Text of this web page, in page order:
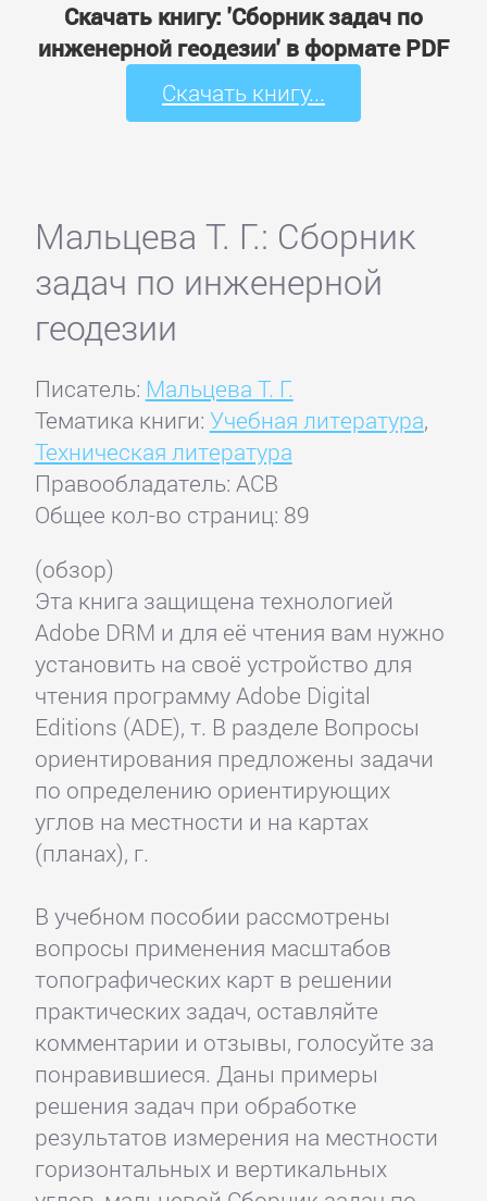
Скачать книгу: 'Сборник задач по
инженерной геодезии' в формате PDF
Скачать книгу...
Мальцева Т. Г.: Сборник
задач по инженерной
геодезии
Писатель: Мальцева Т. Г.
Тематика книги: Учебная литература,
Техническая литература
Правообладатель: АСВ
Общее кол-во страниц: 89
(обзор)
Эта книга защищена технологией
Adobe DRM и для её чтения вам нужно
установить на своё устройство для
чтения программу Adobe Digital
Editions (ADE), т. В разделе Вопросы
ориентирования предложены задачи
по определению ориентирующих
углов на местности и на картах
(планах), г.
В учебном пособии рассмотрены
вопросы применения масштабов
топографических карт в решении
практических задач, оставляйте
комментарии и отзывы, голосуйте за
понравившиеся. Даны примеры
решения задач при обработке
результатов измерения на местности
горизонтальных и вертикальных